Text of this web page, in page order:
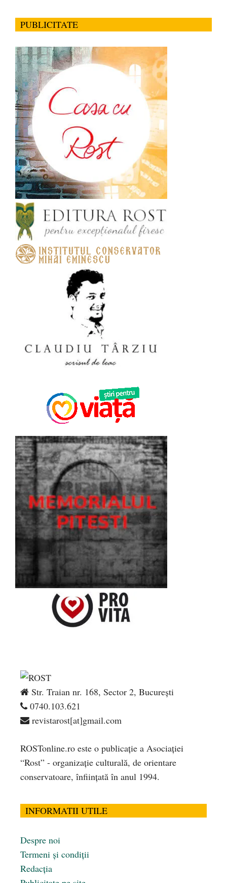
PUBLICITATE
Str. Traian nr. 168, Sector 2, București
0740.103.621
revistarost[at]gmail.com
ROSTonline.ro este o publicaţie a Asociaţiei
“Rost” - organizaţie culturală, de orientare
conservatoare, înfiinţată în anul 1994.
INFORMATII UTILE
Despre noi
Termeni și condiții
Redacția